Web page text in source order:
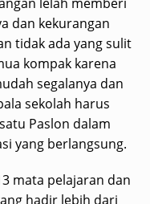
dan kekurangan
tidak ada yang sulit
kompak karena
segalanya dan
sekolah harus
Paslon dalam
yang berlangsung.
mata pelajaran dan
hadir lebih dari